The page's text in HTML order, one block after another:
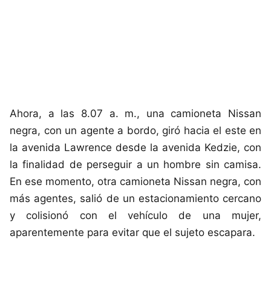
Ahora, a las 8.07 a. m., una camioneta Nissan
negra, con un agente a bordo, giró hacia el este en
la avenida Lawrence desde la avenida Kedzie, con
la finalidad de perseguir a un hombre sin camisa.
En ese momento, otra camioneta Nissan negra, con
más agentes, salió de un estacionamiento cercano
y colisionó con el vehículo de una mujer,
aparentemente para evitar que el sujeto escapara.